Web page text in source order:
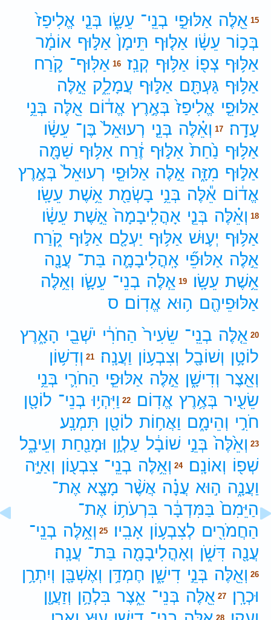
15 אֵ֖לֶּה אַלּוּפֵ֣י בְנֵֽי־ עֵשָׂ֑ו בְּנֵ֤י אֱלִיפַז֙
בְּכ֣וֹר עֵשָׂ֔ו אַלּ֤וּף תֵּימָן֙ אַלּ֣וּף אוֹמָ֔ר
אַלּ֥וּף צְפ֖וֹ אַלּ֥וּף קְנַֽז׃ 16 אַלּֽוּף־ קֹ֛רַח
אַלּ֥וּף גַּעְתָּ֖ם אַלּ֣וּף עֲמָלֵ֑ק אֵ֣לֶּה
אַלּוּפֵ֤י אֱלִיפַז֙ בְּאֶ֣רֶץ אֱד֔וֹם אֵ֖לֶּה בְּנֵ֥י
עָדָֽה׃
17 וְאֵ֗לֶּה בְּנֵ֤י רְעוּאֵל֙ בֶּן־ עֵשָׂ֔ו
אַלּ֥וּף נַ֙חַת֙ אַלּ֣וּף זֶ֔רַח אַלּ֥וּף שַׁמָּ֖ה
אַלּ֣וּף מִזָּ֑ה אֵ֣לֶּה אַלּוּפֵ֤י רְעוּאֵל֙ בְּאֶ֣רֶץ
אֱד֔וֹם אֵ֕לֶּה בְּנֵ֥י בָשְׂמַ֖ת אֵ֥שֶׁת עֵשָֽׂו׃
18 וְאֵ֗לֶּה בְּנֵ֤י אָהֳלִֽיבָמָה֙ אֵ֣שֶׁת עֵשָׂ֔ו
אַלּ֥וּף יְע֛וּשׁ אַלּ֥וּף יַעְלָ֖ם אַלּ֣וּף קֹ֑רַח
אֵ֣לֶּה אַלּוּפֵ֞י אָֽהֳלִיבָמָ֛ה בַּת־ עֲנָ֖ה
אֵ֥שֶׁת עֵשָֽׂו׃ 19 אֵ֧לֶּה בְנֵי־ עֵשָׂ֛ו וְאֵ֥לֶּה
אַלּוּפֵיהֶ֖ם ה֥וּא אֱדֽוֹם׃ ס
20 אֵ֤לֶּה בְנֵֽי־ שֵׂעִיר֙ הַחֹרִ֔י יֹשְׁבֵ֖י הָאָ֑רֶץ
לוֹטָ֥ן וְשׁוֹבָ֖ל וְצִבְע֥וֹן וַעֲנָֽה׃ 21 וְדִשׁ֥וֹן
וְאֵ֖צֶר וְדִישָׁ֑ן אֵ֣לֶּה אַלּוּפֵ֧י הַחֹרִ֛י בְּנֵ֥י
שֵׂעִ֖יר בְּאֶ֥רֶץ אֱדֽוֹם׃ 22 וַיִּהְי֥וּ בְנֵי־ לוֹטָ֖ן
חֹרִ֣י וְהֵימָ֑ם וַאֲח֥וֹת לוֹטָ֖ן תִּמְנָֽע׃
23 וְאֵ֙לֶּה֙ בְּנֵ֣י שׁוֹבָ֔ל עַלְוָ֥ן וּמָנַ֖חַת וְעֵיבָ֑ל
שְׁפ֖וֹ וְאוֹנָֽם׃ 24 וְאֵ֥לֶּה בְנֵֽי־ צִבְע֖וֹן וְאַיָּ֣ה
וַעֲנָ֑ה ה֣וּא עֲנָ֗ה אֲשֶׁ֨ר מָצָ֤א אֶת־
הַיֵּמִם֙ בַּמִּדְבָּ֔ר בִּרְעֹת֥וֹ אֶת־
הַחֲמֹרִ֖ים לְצִבְע֥וֹן אָבִֽיו׃ 25 וְאֵ֥לֶּה בְנֵֽי־
עֲנָ֖ה דִּשֹׁ֑ן וְאָהֳלִיבָמָ֖ה בַּת־ עֲנָֽה׃
26 וְאֵ֖לֶּה בְּנֵ֣י דִישָׁ֑ן חֶמְדָּ֥ן וְאֶשְׁבָּ֖ן וְיִתְרָ֥ן
וּכְרָֽן׃
27 אֵ֖לֶּה בְּנֵי־ אֵ֑צֶר בִּלְהָ֥ן וְזַעֲוָ֖ן
28